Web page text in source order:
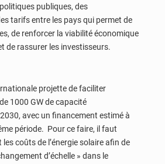
publiques, des
tarifs entre les pays qui permet de
de renforcer la viabilité économique
de rassurer les investisseurs.
projette de faciliter
1000 GW de capacité
avec un financement estimé à
période. Pour ce faire, il faut
coûts de l’énergie solaire afin de
d’échelle » dans le